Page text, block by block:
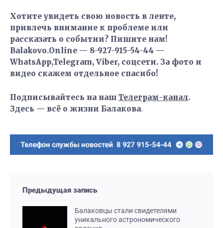
Хотите увидеть свою новость в ленте,
привлечь внимание к проблеме или
рассказать о событии? Пишите нам!
Balakovo.Online — 8-927-915-54-44 —
WhatsApp,Telegram, Viber, соцсети. За фото и
видео скажем отдельное спасибо!
Подписывайтесь на наш Телеграм-канал.
Здесь — всё о жизни Балакова.
Предыдущая запись
Балаковцы стали свидетелями
уникального астрономического